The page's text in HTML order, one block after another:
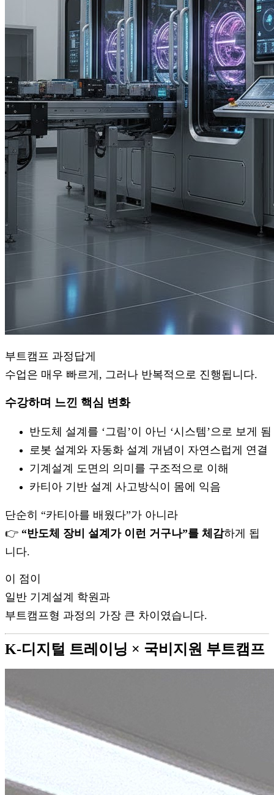
부트캠프 과정답게
수업은 매우 빠르게, 그러나 반복적으로 진행됩니다.
수강하며 느낀 핵심 변화
반도체 설계를 ‘그림’이 아닌 ‘시스템’으로 보게 됨
로봇 설계와 자동화 설계 개념이 자연스럽게 연결
기계설계 도면의 의미를 구조적으로 이해
카티아 기반 설계 사고방식이 몸에 익음
단순히 “카티아를 배웠다”가 아니라
👉 “반도체 장비 설계가 이런 거구나”를 체감하게 됩
니다.
이 점이
일반 기계설계 학원과
부트캠프형 과정의 가장 큰 차이였습니다.
K-디지털 트레이닝 × 국비지원 부트캠프